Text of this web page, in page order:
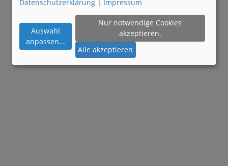
Datenschutzerklärung | Impressum
Auswahl
anpassen...
Nur notwendige Cookies
akzeptieren.
Alle akzeptieren